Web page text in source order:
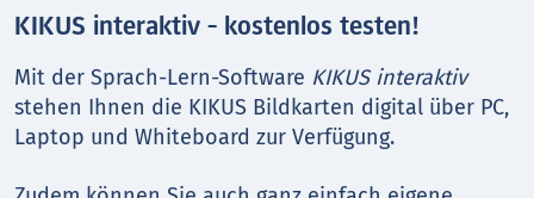
KIKUS interaktiv - kostenlos testen!
Mit der Sprach-Lern-Software KIKUS interaktiv
stehen Ihnen die KIKUS Bildkarten digital über PC,
Laptop und Whiteboard zur Verfügung.